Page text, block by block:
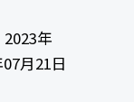
年
月21日